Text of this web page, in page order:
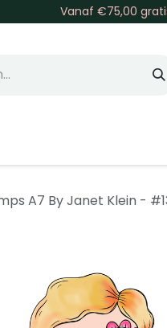
Vanaf €75,00
A7 By Janet Klein -